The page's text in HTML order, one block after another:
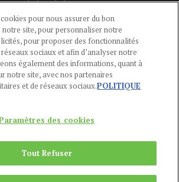
CONFIDENTIALITÉ-POLITIQUE DES COOKIES
MENTIONS LÉGALES -AIDE
CONTACT
01 44 59 91 11
au Vendredi, 9h-13h et 14h-17h
© 2024Publications Agora
pour nous assurer du bon
site, pour personnaliser notre
pour proposer des fonctionnalités
sociaux et afin d’analyser notre
également des informations, quant à
notre site, avec nos partenaires
et de réseaux sociaux.POLITIQUE
des cookies
Tout Refuser